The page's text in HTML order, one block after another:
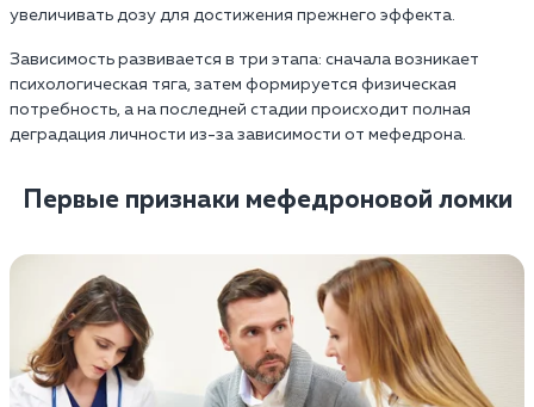
увеличивать дозу для достижения прежнего эффекта.
Зависимость развивается в три этапа: сначала возникает
психологическая тяга, затем формируется физическая
потребность, а на последней стадии происходит полная
деградация личности из-за зависимости от мефедрона.
Первые признаки мефедроновой ломки